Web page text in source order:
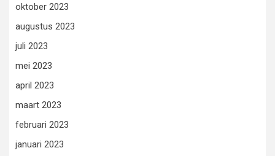
oktober 2023
augustus 2023
juli 2023
mei 2023
april 2023
maart 2023
februari 2023
januari 2023